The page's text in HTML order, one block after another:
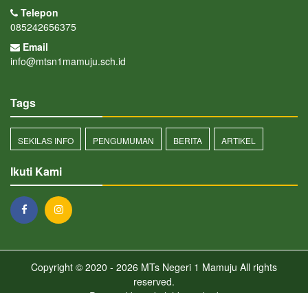
Telepon
085242656375
Email
info@mtsn1mamuju.sch.id
Tags
SEKILAS INFO PENGUMUMAN BERITA ARTIKEL
Ikuti Kami
Copyright © 2020 - 2026 MTs Negeri 1 Mamuju All rights
reserved.